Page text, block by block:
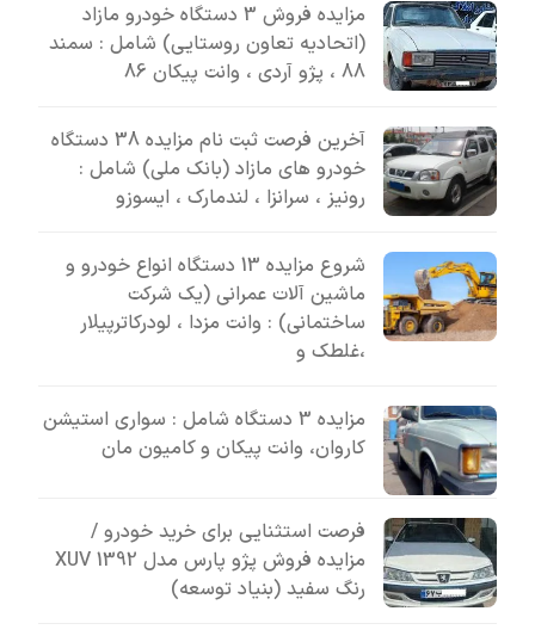
مزایده فروش 3 دستگاه خودرو مازاد
(اتحادیه تعاون روستایی) شامل : سمند
88 ، پژو آردی ، وانت پیکان 86
آخرین فرصت ثبت نام مزایده 38 دستگاه
خودرو های مازاد (بانک ملی) شامل :
رونیز ، سرانزا ، لندمارک ، ایسوزو
شروع مزایده 13 دستگاه انواع خودرو و
ماشین آلات عمرانی (یک شرکت
ساختمانی) : وانت مزدا ، لودرکاترپیلار
،غلطک و
مزایده 3 دستگاه شامل : سواری استیشن
کاروان، وانت پیکان و کامیون مان
فرصت استثنایی برای خرید خودرو /
مزایده فروش پژو پارس مدل 1392 XUV
رنگ سفید (بنیاد توسعه)